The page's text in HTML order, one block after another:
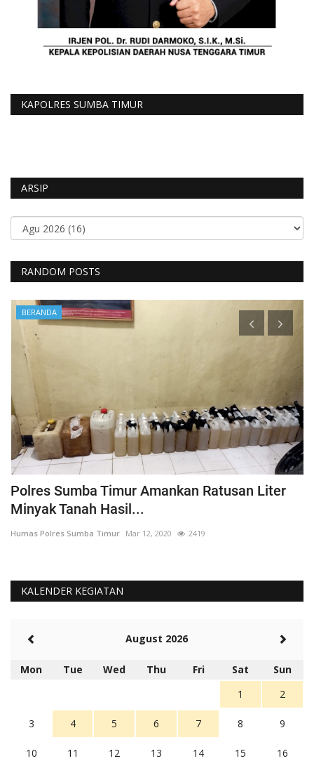
KAPOLRES SUMBA TIMUR
ARSIP
RANDOM POSTS
BERANDA
Polres Sumba Timur Amankan Ratusan Liter
Minyak Tanah Hasil...
Humas Polres Sumba Timur Mar 12, 2020 2419
KALENDER KEGIATAN
August 2026
Mon Tue Wed Thu Fri Sat
Sun
1
2
3 4 5 6 7 8 9
10 11 12 13 14 15 16